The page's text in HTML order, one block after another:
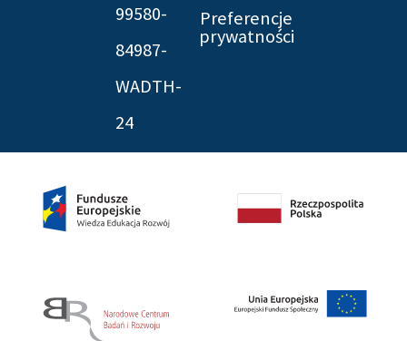
99580-
84987-
WADTH-
24
Preferencje
prywatności